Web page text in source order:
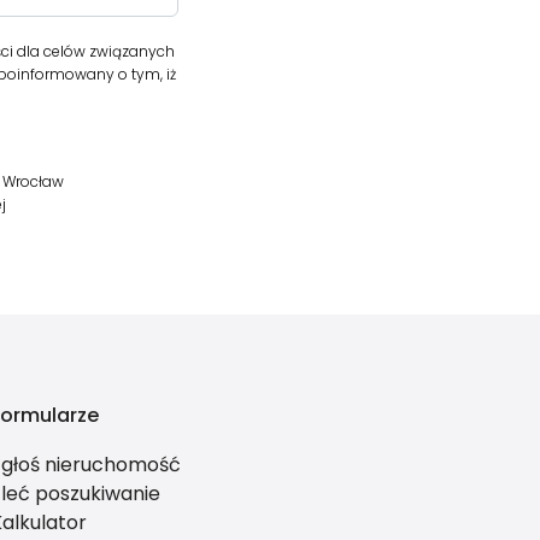
dla celów związanych
o tym, iż
nieruchomość
poszukiwanie